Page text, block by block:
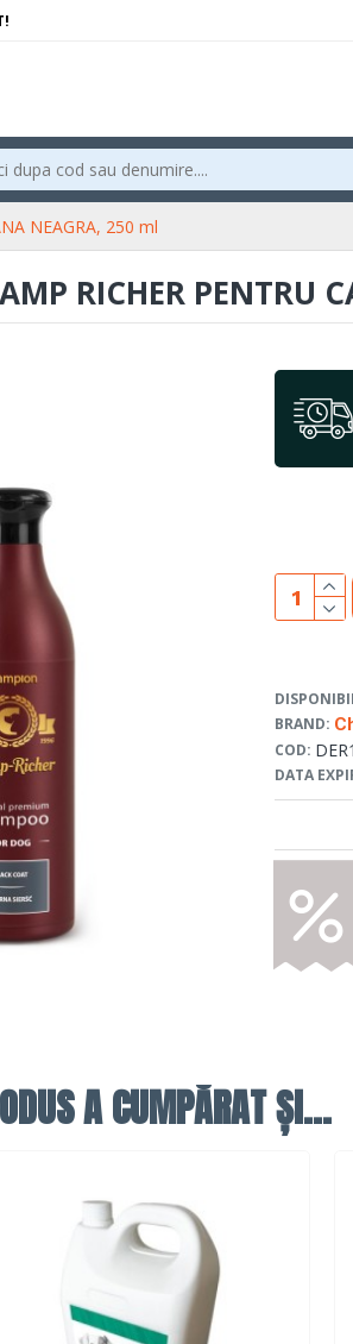
NEAGRA, 250 ml
RICHER PENTRU
BRAND:
COD:
DATA
A CUMPĂRAT ȘI...